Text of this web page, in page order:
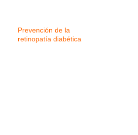
Prevención de la
retinopatía diabética